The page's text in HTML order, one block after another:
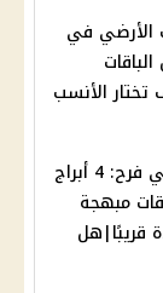
الأرضي في
الأنسب
مفاجأة سارة في توقعات ماغي فرح: 4 أبراج
مبهجة
قريبًا|هل